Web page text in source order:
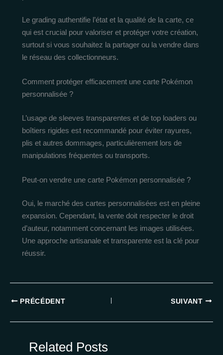
Le grading authentifie l’état et la qualité de la carte, ce
qui est crucial pour valoriser et protéger votre création,
surtout si vous souhaitez la partager ou la vendre dans
le réseau des collectionneurs.
Comment protéger efficacement une carte Pokémon
personnalisée ?
L’usage de sleeves transparentes et de top loaders ou
boîtiers rigides est recommandé pour éviter rayures,
plis et autres dommages, particulièrement lors de
manipulations fréquentes ou transports.
Peut-on vendre une carte Pokémon personnalisée ?
Oui, le marché des cartes personnalisées est en pleine
expansion. Cependant, la vente doit respecter le droit
d’auteur, notamment concernant les images utilisées.
Une approche artisanale et transparente est la clé pour
réussir.
PRÉCÉDENT SUIVANT
Related Posts